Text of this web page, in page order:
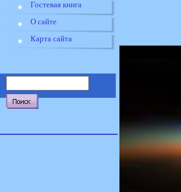
Гостевая книга
О сайте
Карта сайта